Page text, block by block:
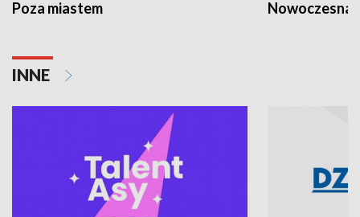
Poza miastem Nowoczesna
INNE